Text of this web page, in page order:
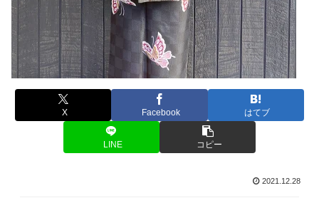
X Facebook はてブ
LINE コピー
2021.12.28